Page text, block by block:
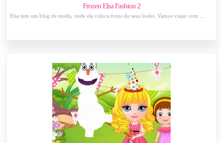
Frozen Elsa Fashion 2
Elsa tem um blog de moda, onde ela coloca fotos do seus looks. Vamos viajar com ...